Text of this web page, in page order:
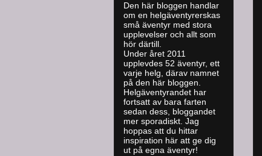
Den här bloggen handlar
om en helgäventyrerskas
små äventyr med stora
upplevelser och allt som
hör därtill.
Under året 2011
upplevdes 52 äventyr, ett
varje helg, därav namnet
på den här bloggen.
Helgäventyrandet har
fortsatt av bara farten
sedan dess, bloggandet
mer sporadiskt. Jag
hoppas att du hittar
inspiration här att ge dig
ut på egna äventyr!